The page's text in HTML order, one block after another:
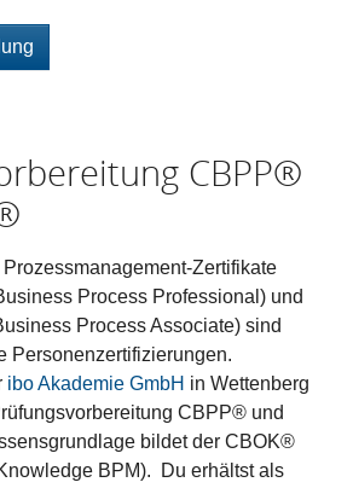
CBPP®
Zertifikate
Process Professional) und
Process Associate) sind
Personenzertifizierungen.
ibo Akademie GmbH in Wettenberg
CBPP® und
bildet der CBOK®
BPM). Du erhältst als